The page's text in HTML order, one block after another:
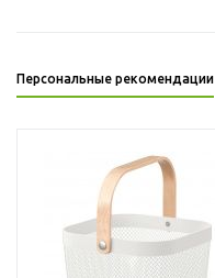
Персональные рекомендации